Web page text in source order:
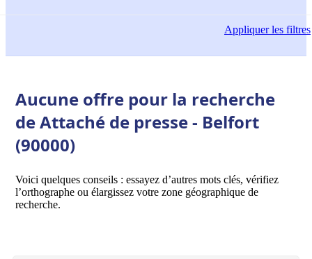
Appliquerles filtres
Aucune offre pour la recherche
de Attaché de presse - Belfort
(90000)
Voici quelques conseils : essayez d’autres mots clés, vérifiez
l’orthographe ou élargissez votre zone géographique de
recherche.